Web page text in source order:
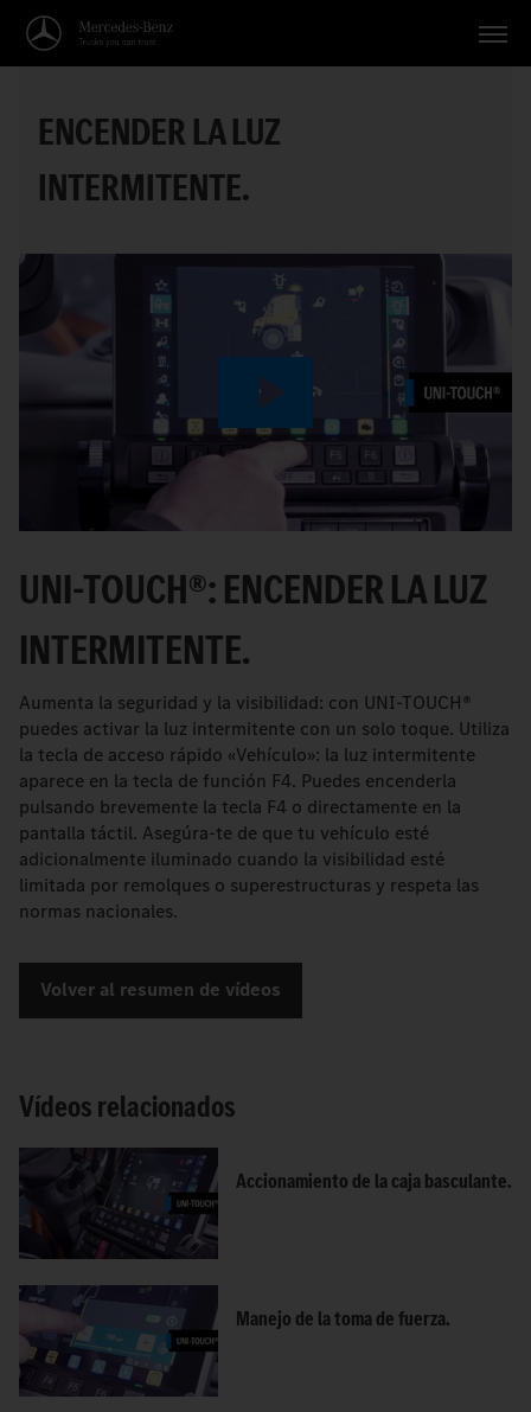
Aplicaciones
Temas
Servicio
Búsqueda
Español
ENCENDER LA LUZ
INTERMITENTE.
Play
Video
UNI-TOUCH®: ENCENDER LA LUZ
INTERMITENTE.
Aumenta la seguridad y la visibilidad: con UNI-TOUCH®
puedes activar la luz intermitente con un solo toque. Utiliza
la tecla de acceso rápido «Vehículo»: la luz intermitente
aparece en la tecla de función F4. Puedes encenderla
pulsando brevemente la tecla F4 o directamente en la
pantalla táctil. Asegúra-te de que tu vehículo esté
adicionalmente iluminado cuando la visibilidad esté
limitada por remolques o superestructuras y respeta las
normas nacionales.
Volver al resumen de vídeos
Vídeos relacionados
Accionamiento de la caja basculante.
Manejo de la toma de fuerza.